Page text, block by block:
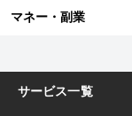
マネー・副業